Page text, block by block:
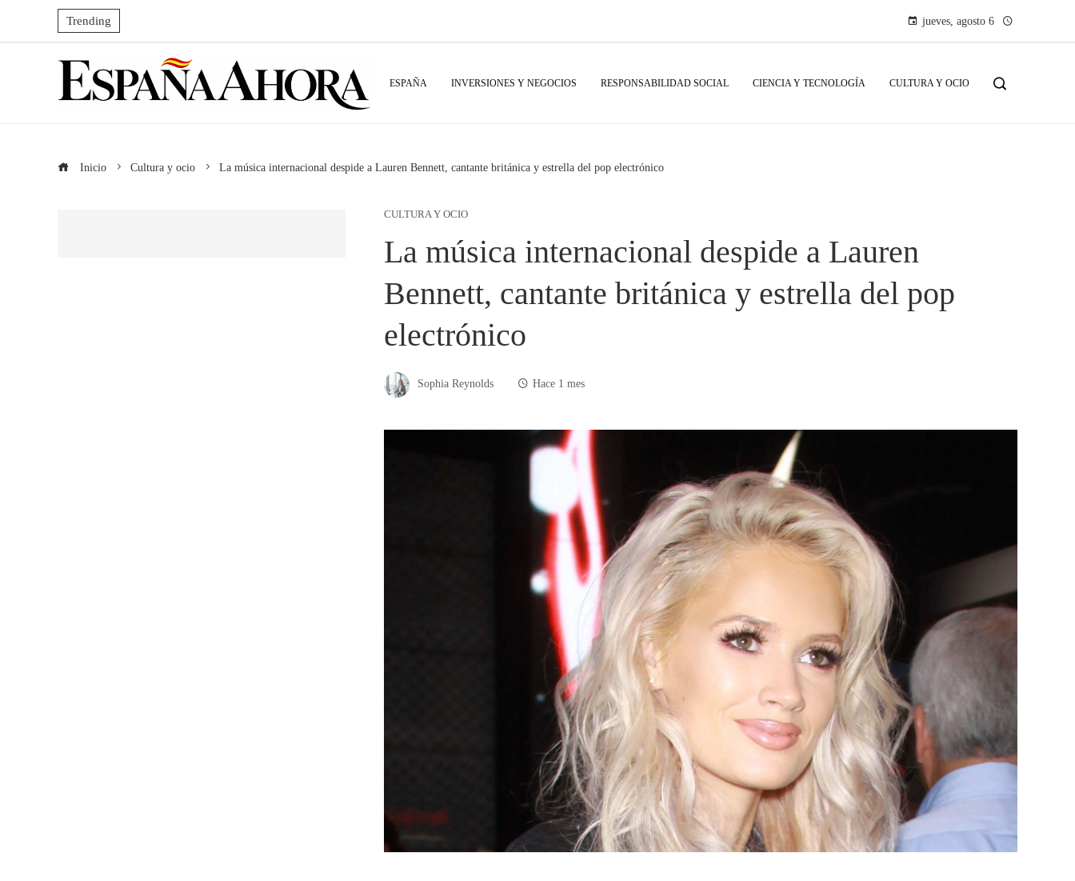
Trending jueves, agosto 6
ESPAÑA INVERSIONES Y NEGOCIOS RESPONSABILIDAD SOCIAL CIENCIA Y TECNOLOGÍA CULTURA Y OCIO
Inicio Cultura y ocio La música internacional despide a Lauren Bennett, cantante británica y estrella del pop electrónico
CULTURA Y OCIO
La música internacional despide a Lauren
Bennett, cantante británica y estrella del pop
electrónico
Sophia Reynolds Hace 1 mes